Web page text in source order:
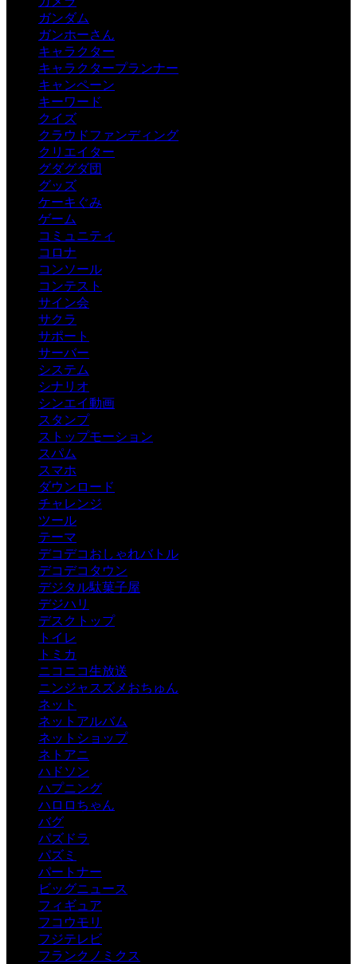
ガンダム
ガンホーさん
キャラクター
キャラクタープランナー
キャンペーン
キーワード
クイズ
クラウドファンディング
クリエイター
グダグダ団
グッズ
ケーキぐみ
ゲーム
コミュニティ
コロナ
コンソール
コンテスト
サイン会
サクラ
サポート
サーバー
システム
シナリオ
シンエイ動画
スタンプ
ストップモーション
スパム
スマホ
ダウンロード
チャレンジ
ツール
テーマ
デコデコおしゃれバトル
デコデコタウン
デジタル駄菓子屋
デジハリ
デスクトップ
トイレ
トミカ
ニコニコ生放送
ニンジャスズメおちゅん
ネット
ネットアルバム
ネットショップ
ネトアニ
ハドソン
ハプニング
ハロロちゃん
バグ
パズドラ
パズミ
パートナー
ビッグニュース
フィギュア
フコウモリ
フジテレビ
フランクノミクス